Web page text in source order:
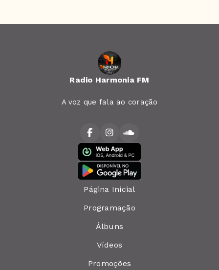
Radio Harmonia FM
A voz que fala ao coração
Página Inicial
Programação
Álbuns
Vídeos
Promoções